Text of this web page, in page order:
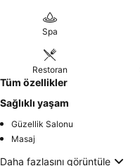
Spa
Restoran
Tüm özellikler
Sağlıklı yaşam
Güzellik Salonu
Masaj
Daha fazlasını görüntüle